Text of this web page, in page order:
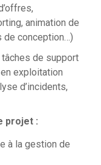
animation de
de conception…)
de support
exploitation
d’incidents,
projet :
à la gestion de